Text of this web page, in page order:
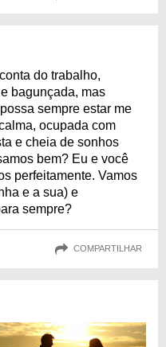
do trabalho,
bagunçada, mas
sempre estar me
ocupada com
e cheia de sonhos
bem? Eu e você
perfeitamente. Vamos
e a sua) e
sempre?
COMPARTILHAR